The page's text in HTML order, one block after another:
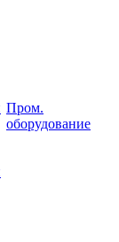
Пром.
оборудование